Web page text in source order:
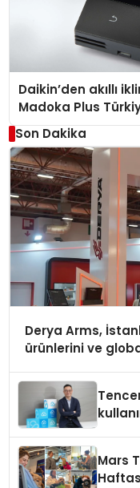
Daikin’den akıllı
Madoka Plus
Son Dakika
Derya Arms,
ürünlerini ve
Mars